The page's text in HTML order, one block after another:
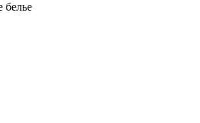
белье